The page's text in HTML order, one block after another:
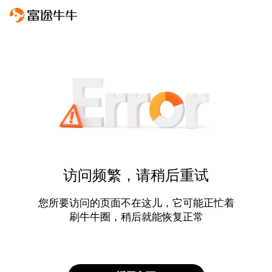
访问频繁，请稍后重试
您所要访问的页面不在这儿，它可能正忙着
刷牛牛圈，稍后就能恢复正常